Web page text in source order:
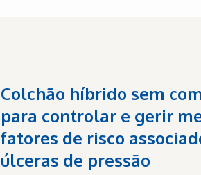
Colchão híbrido sem
para controlar e gerir
fatores de risco
úlceras de pressão